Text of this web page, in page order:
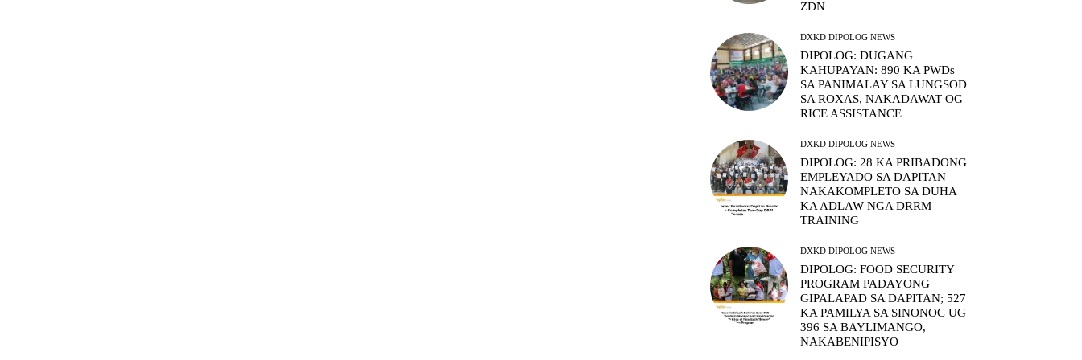
ZDN
DXKD DIPOLOG NEWS
DIPOLOG: DUGANG
KAHUPAYAN: 890 KA PWDs
SA PANIMALAY SA LUNGSOD
SA ROXAS, NAKADAWAT OG
RICE ASSISTANCE
DXKD DIPOLOG NEWS
DIPOLOG: 28 KA PRIBADONG
EMPLEYADO SA DAPITAN
NAKAKOMPLETO SA DUHA
KA ADLAW NGA DRRM
TRAINING
DXKD DIPOLOG NEWS
DIPOLOG: FOOD SECURITY
PROGRAM PADAYONG
GIPALAPAD SA DAPITAN; 527
KA PAMILYA SA SINONOC UG
396 SA BAYLIMANGO,
NAKABENIPISYO